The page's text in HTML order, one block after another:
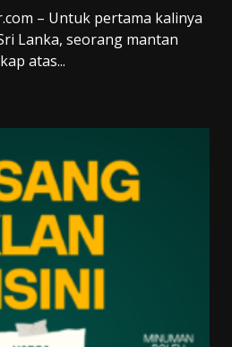
– Untuk pertama kalinya
Lanka, seorang mantan
atas...